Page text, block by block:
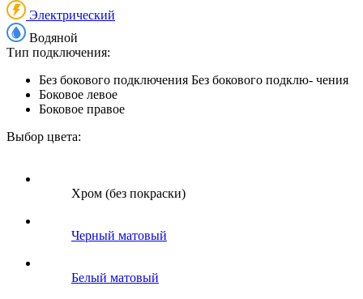
Электрический
Водяной
Тип подключения:
Без бокового подключения Без бокового подклю- чения
Боковое левое
Боковое правое
Выбор цвета:
Хром (без покраски)
Черный матовый
Белый матовый